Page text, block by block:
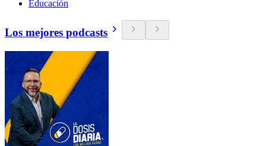
Educación
Los mejores podcasts